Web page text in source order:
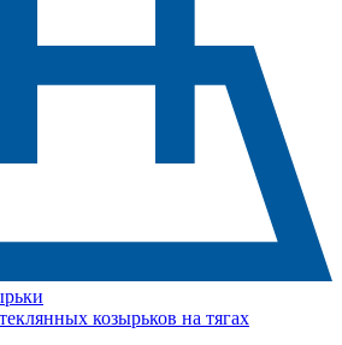
козырьков на тягах